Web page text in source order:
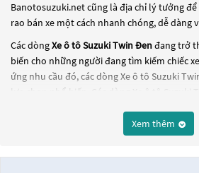
Banotosuzuki.net cũng là địa chỉ lý tưởng
rao bán xe một cách nhanh chóng, dễ dàng
Các dòngXe ô tô Suzuki Twin Đenđang trở
biến cho những người đang tìm kiếm chiếc
ứng nhu cầu đó, các dòngXe ô tô Suzuki
lựa chọn phổ biến. Các dòng
thiết kế hiện đại và công nghệ tiên tiến. Các
này đều được kiểm tra và bảo dưỡng kỹ
lượng và hiệu suất tốt nhất. Nếu bạn đang
Xem thêm